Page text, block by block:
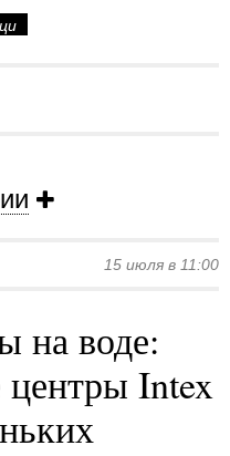
15 июля в 11:00
на воде:
центры Intex